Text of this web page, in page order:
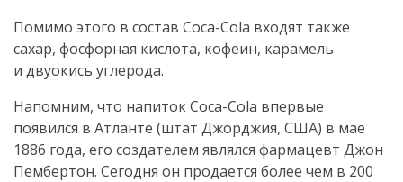
Помимо этого в состав Coca-Cola входят также
сахар, фосфорная кислота, кофеин, карамель
и двуокись углерода.
Напомним, что напитокCoca-Cola впервые
появился в Атланте (штат Джорджия, США) в мае
1886 года, его создателем являлся фармацевт Джон
Пембертон. Сегодня он продается более чем в 200